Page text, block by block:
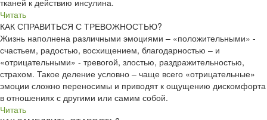
Читать
КАК СПРАВИТЬСЯ С ТРЕВОЖНОСТЬЮ?
Жизнь наполнена различными эмоциями – «положительными» -
счастьем, радостью, восхищением, благодарностью – и
«отрицательными» - тревогой, злостью, раздражительностью,
страхом. Такое деление условно – чаще всего «отрицательные»
эмоции сложно переносимы и приводят к ощущению дискомфорта
в отношениях с другими или самим собой.
Читать